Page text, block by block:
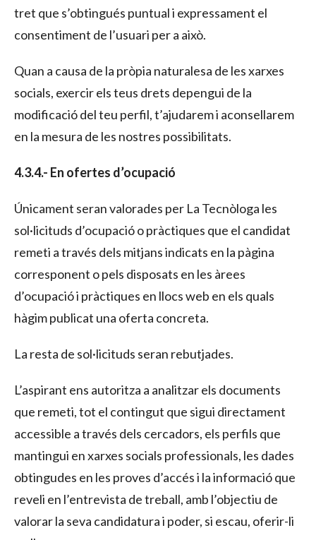
tret que s’obtingués puntual i expressament el
consentiment de l’usuari per a això.
Quan a causa de la pròpia naturalesa de les xarxes
socials, exercir els teus drets depengui de la
modificació del teu perfil, t’ajudarem i aconsellarem
en la mesura de les nostres possibilitats.
4.3.4.- En ofertes d’ocupació
Únicament seran valorades per La Tecnòloga les
sol·licituds d’ocupació o pràctiques que el candidat
remeti a través dels mitjans indicats en la pàgina
corresponent o pels disposats en les àrees
d’ocupació i pràctiques en llocs web en els quals
hàgim publicat una oferta concreta.
La resta de sol·licituds seran rebutjades.
L’aspirant ens autoritza a analitzar els documents
que remeti, tot el contingut que sigui directament
accessible a través dels cercadors, els perfils que
mantingui en xarxes socials professionals, les dades
obtingudes en les proves d’accés i la informació que
reveli en l’entrevista de treball, amb l’objectiu de
valorar la seva candidatura i poder, si escau, oferir-li